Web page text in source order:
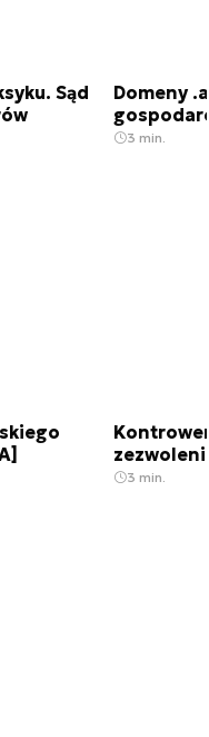
Sąd
Domeny
3 min.
3 min.